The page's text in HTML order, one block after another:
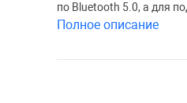
по Bluetooth 5.0, а для
Полное описание